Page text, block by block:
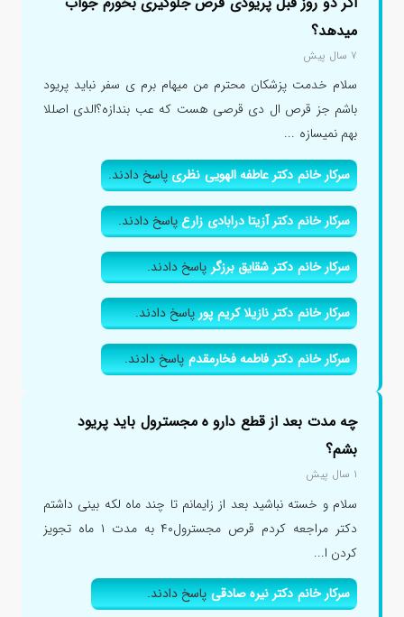
میدهد؟
۷ سال پیش
سلام خدمت پزشکان محترم من میهام برم ی سفر نباید پریود
باشم جز قرص ال دی قرصی هست که عب بندازه؟الدی اصللا
بهم نمیسازه ...
سرکار خانم دکتر عاطفه الهویی نظریپاسخ دادند.
سرکار خانم دکتر آزیتا درابادی زارعپاسخ دادند.
سرکار خانم دکتر شقایق برزگرپاسخ دادند.
سرکار خانم دکتر نازیلا کریم پورپاسخ دادند.
سرکار خانم دکتر فاطمه فخارمقدمپاسخ دادند.
چه مدت بعد از قطع دارو ه مجسترول باید پریود
بشم؟
۱ سال پیش
سلام و خسته نباشید بعد از زایمانم تا چند ماه لکه بینی داشتم
دکتر مراجعه کردم قرص مجسترول۴۰ به مدت ۱ ماه تجویز
کردن ا...
سرکار خانم دکتر نیره صادقیپاسخ دادند.